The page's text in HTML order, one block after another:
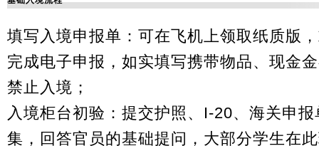
填写入境申报单：可在飞机上领取纸质版
完成电子申报，如实填写携带物品、现金
禁止入境；
入境柜台初验：提交护照、I-20、海关申
集，回答官员的基础提问，大部分学生在